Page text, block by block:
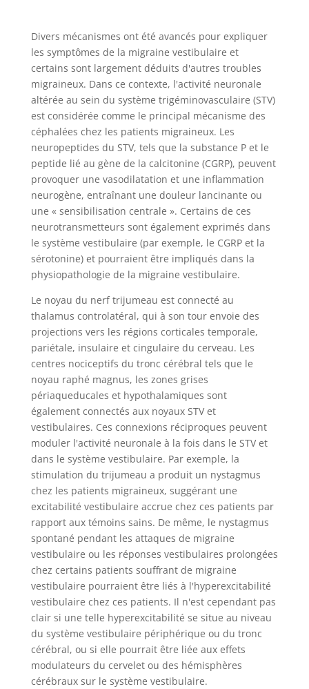
Divers mécanismes ont été avancés pour expliquer
les symptômes de la migraine vestibulaire et
certains sont largement déduits d'autres troubles
migraineux. Dans ce contexte, l'activité neuronale
altérée au sein du système trigéminovasculaire (STV)
est considérée comme le principal mécanisme des
céphalées chez les patients migraineux. Les
neuropeptides du STV, tels que la substance P et le
peptide lié au gène de la calcitonine (CGRP), peuvent
provoquer une vasodilatation et une inflammation
neurogène, entraînant une douleur lancinante ou
une « sensibilisation centrale ». Certains de ces
neurotransmetteurs sont également exprimés dans
le système vestibulaire (par exemple, le CGRP et la
sérotonine) et pourraient être impliqués dans la
physiopathologie de la migraine vestibulaire.
Le noyau du nerf trijumeau est connecté au
thalamus controlatéral, qui à son tour envoie des
projections vers les régions corticales temporale,
pariétale, insulaire et cingulaire du cerveau. Les
centres nociceptifs du tronc cérébral tels que le
noyau raphé magnus, les zones grises
périaqueducales et hypothalamiques sont
également connectés aux noyaux STV et
vestibulaires. Ces connexions réciproques peuvent
moduler l'activité neuronale à la fois dans le STV et
dans le système vestibulaire. Par exemple, la
stimulation du trijumeau a produit un nystagmus
chez les patients migraineux, suggérant une
excitabilité vestibulaire accrue chez ces patients par
rapport aux témoins sains. De même, le nystagmus
spontané pendant les attaques de migraine
vestibulaire ou les réponses vestibulaires prolongées
chez certains patients souffrant de migraine
vestibulaire pourraient être liés à l'hyperexcitabilité
vestibulaire chez ces patients. Il n'est cependant pas
clair si une telle hyperexcitabilité se situe au niveau
du système vestibulaire périphérique ou du tronc
cérébral, ou si elle pourrait être liée aux effets
modulateurs du cervelet ou des hémisphères
cérébraux sur le système vestibulaire.